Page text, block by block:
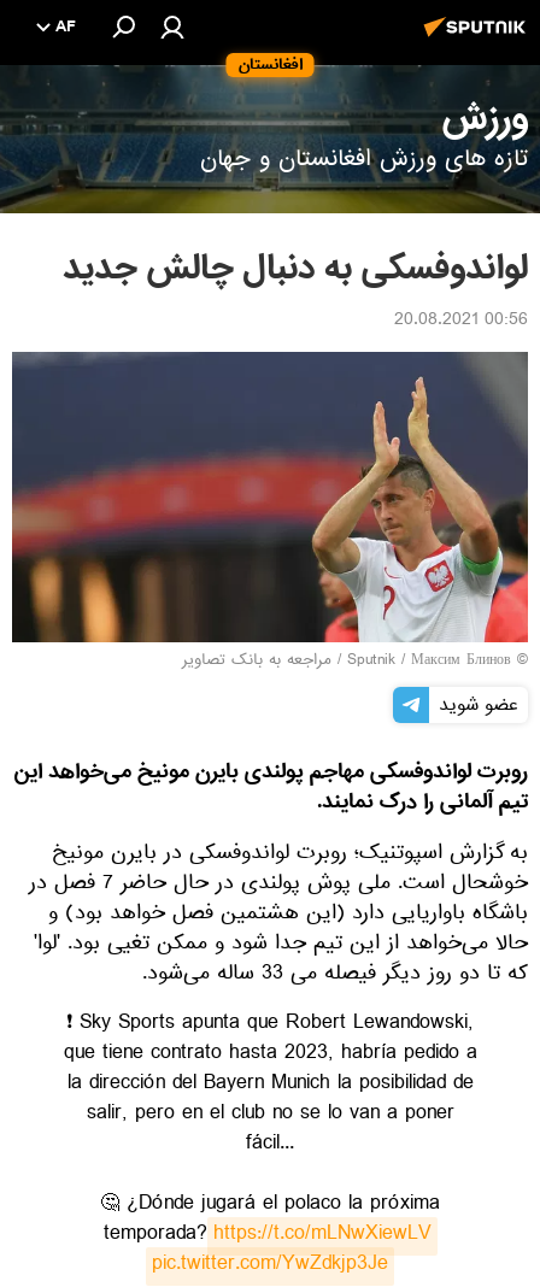
افغانستان
AF
ورزش
تازه های ورزش افغانستان و جهان
لواندوفسکی به دنبال چالش جدید
00:56 20.08.2021
© Sputnik / Максим Блинов
/ مراجعه به بانک تصاویر
عضو شوید
روبرت لواندوفسکی مهاجم پولندی بایرن مونیخ می‌خواهد این
تیم آلمانی را درک نمایند.
به گزارش اسپوتنیک؛ روبرت لواندوفسکی در بایرن مونیخ
خوشحال است. ملی پوش پولندی در حال حاضر 7 فصل در
باشگاه باواریایی دارد (این هشتمین فصل خواهد بود) و
حالا می‌خواهد از این تیم جدا شود و ممکن تغیی بود. 'لوا'
که تا دو روز دیگر فیصله می‌ 33 ساله می‌شود.
❗️ Sky Sports apunta que Robert Lewandowski,
que tiene contrato hasta 2023, habría pedido a
la dirección del Bayern Munich la posibilidad de
salir, pero en el club no se lo van a poner
fácil...
🤔 ¿Dónde jugará el polaco la próxima
temporada? https://t.co/mLNwXiewLV
pic.twitter.com/YwZdkjp3Je